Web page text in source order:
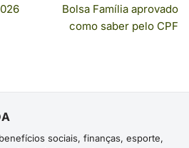
Bolsa Família aprovado
como saber pelo CPF
sociais, finanças, esporte,